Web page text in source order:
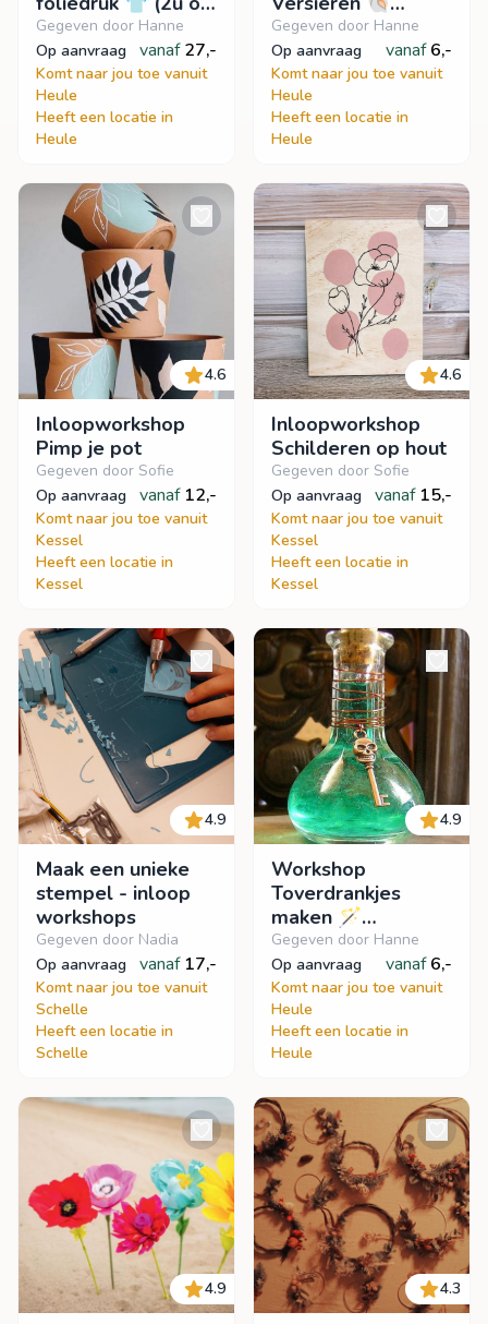
inloopworkshop)
Gegeven door Hanne
op aanvraag
vanaf 27,-
Komt naar jou toe vanuit
Heule
Heeft een locatie in
Heule
Inloopworkshop
Gegeven door Hanne
op aanvraag
vanaf 6,-
Komt naar jou toe vanuit
Heule
Heeft een locatie in
Heule
4.6
Inloopworkshop
Pimp je pot
Gegeven door Sofie
op aanvraag
vanaf 12,-
Komt naar jou toe vanuit
Kessel
Heeft een locatie in
Kessel
4.6
Inloopworkshop
Schilderen op hout
Gegeven door Sofie
op aanvraag
vanaf 15,-
Komt naar jou toe vanuit
Kessel
Heeft een locatie in
Kessel
4.9
Maak een unieke
stempel - inloop
workshops
Gegeven door Nadia
op aanvraag
vanaf 17,-
Komt naar jou toe vanuit
Schelle
Heeft een locatie in
Schelle
4.9
Workshop
Toverdrankjes
maken 🪄
Inloopworkshop
Gegeven door Hanne
op aanvraag
vanaf 6,-
Komt naar jou toe vanuit
Heule
Heeft een locatie in
Heule
4.9 4.3